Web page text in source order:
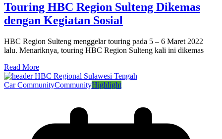
Touring HBC Region Sulteng Dikemas
dengan Kegiatan Sosial
HBC Region Sulteng menggelar touring pada 5 – 6 Maret 2022
lalu. Menariknya, touring HBC Region Sulteng kali ini dikemas
Read More
Car CommunityCommunityHighlight